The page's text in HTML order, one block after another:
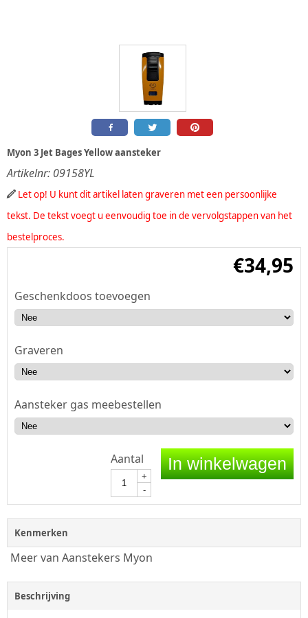
Myon 3 Jet Bages Yellow aansteker
Artikelnr: 09158YL
Let op! U kunt dit artikel laten graveren met een persoonlijke
tekst. De tekst voegt u eenvoudig toe in de vervolgstappen van het
bestelproces.
€34,95
Geschenkdoos toevoegen
Graveren
Aansteker gas meebestellen
Aantal
+
-
In winkelwagen
Kenmerken
Meer van Aanstekers Myon
Beschrijving